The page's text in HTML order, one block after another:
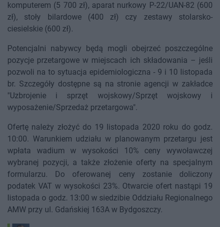
komputerem (5 700 zł), aparat nurkowy P-22/UAN-82 (600
zł), stoły bilardowe (400 zł) czy zestawy stolarsko-
ciesielskie (600 zł).
Potencjalni nabywcy będą mogli obejrzeć poszczególne
pozycje przetargowe w miejscach ich składowania – jeśli
pozwoli na to sytuacja epidemiologiczna - 9 i 10 listopada
br. Szczegóły dostępne są na stronie agencji w zakładce
"Uzbrojenie i sprzęt wojskowy/Sprzęt wojskowy i
wyposażenie/Sprzedaż przetargowa".
Ofertę należy złożyć do 19 listopada 2020 roku do godz.
10:00. Warunkiem udziału w planowanym przetargu jest
wpłata wadium w wysokości 10% ceny wywoławczej
wybranej pozycji, a także złożenie oferty na specjalnym
formularzu. Do oferowanej ceny zostanie doliczony
podatek VAT w wysokości 23%. Otwarcie ofert nastąpi 19
listopada o godz. 13:00 w siedzibie Oddziału Regionalnego
AMW przy ul. Gdańskiej 163A w Bydgoszczy.